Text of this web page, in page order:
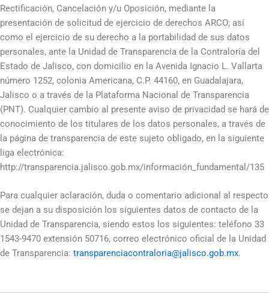
Rectificación, Cancelación y/u Oposición, mediante la
presentación de solicitud de ejercicio de derechos ARCO; así
como el ejercicio de su derecho a la portabilidad de sus datos
personales, ante la Unidad de Transparencia de la Contraloría del
Estado de Jalisco, con domicilio en la Avenida Ignacio L. Vallarta
número 1252, colonia Americana, C.P. 44160, en Guadalajara,
Jalisco o a través de la Plataforma Nacional de Transparencia
(PNT). Cualquier cambio al presente aviso de privacidad se hará de
conocimiento de los titulares de los datos personales, a través de
la página de transparencia de este sujeto obligado, en la siguiente
liga electrónica:
http://transparencia.jalisco.gob.mx/información_fundamental/135
Para cualquier aclaración, duda o comentario adicional al respecto
se dejan a su disposición los siguientes datos de contacto de la
Unidad de Transparencia, siendo estos los siguientes: teléfono 33
1543-9470 extensión 50716, correo electrónico oficial de la Unidad
de Transparencia: transparenciacontraloria@jalisco.gob.mx.